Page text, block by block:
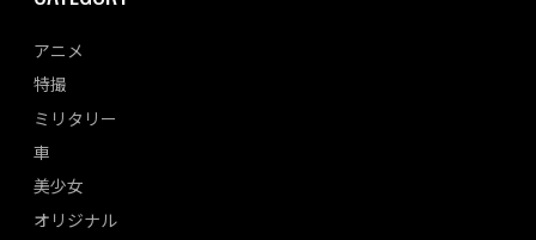
アニメ
特撮
ミリタリー
車
美少女
オリジナル